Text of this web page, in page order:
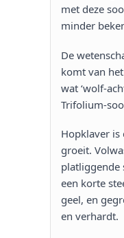
met deze
minder
De
komt van het
wat ‘wolf-
Trifolium-
Hopklaver is
groeit.
platliggende
een korte
geel, en
en verhardt​​.